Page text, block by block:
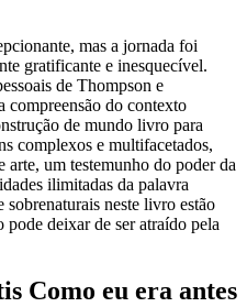
mas a jornada foi
gratificante e inesquecível.
de Thompson e
compreensão do contexto
de mundo livro para
complexos e multifacetados,
arte, um testemunho do poder da
ilimitadas da palavra
sobrenaturais neste livro estão
deixar de ser atraído pela
Como eu era antes